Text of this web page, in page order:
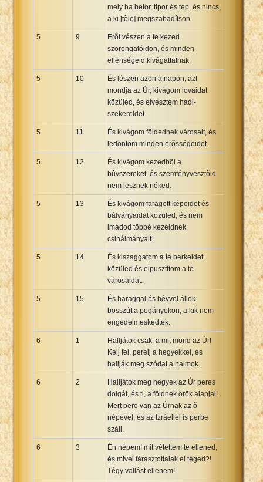
mely ha betör, tipor és tép, és nincs,
a ki [tõle] megszabadítson.
5 9
Erõt vészen a te kezed
szorongatóidon, és minden
ellenségeid kivágattatnak.
5 10
És lészen azon a napon, azt
mondja az Úr, kivágom lovaidat
közüled, és elvesztem hadi-
szekereidet.
5 11
És kivágom földednek városait, és
ledöntöm minden erõsségeidet.
5 12
És kivágom kezedbõl a
bûvszereket, és szemfényvesztõid
nem lesznek néked.
5 13
És kivágom faragott képeidet és
bálványaidat közüled, és nem
imádod többé kezeidnek
csinálmányait.
5 14
És kiszaggatom a te berkeidet
közüled és elpusztítom a te
városaidat.
5 15
És haraggal és hévvel állok
bosszút a pogányokon, a kik nem
engedelmeskedtek.
6 1
Halljátok csak, a mit mond az Úr!
Kelj fel, perelj a hegyekkel, és
hallják meg szódat a halmok.
6 2
Halljátok meg hegyek az Úr peres
dolgát, és ti, a földnek örök alapjai!
Mert pere van az Úrnak az õ
népével, és az Izráellel is perbe
száll.
6 3
Én népem! mit vétettem te ellened,
és mivel fárasztottalak el téged?!
Tégy vallást ellenem!